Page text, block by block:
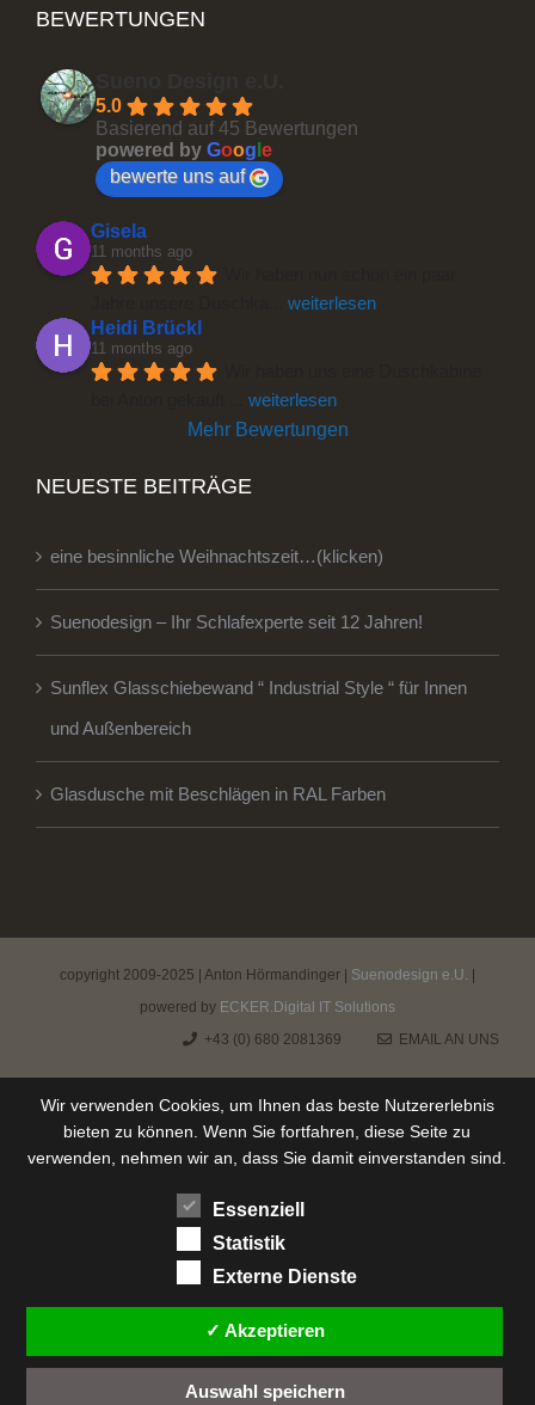
BEWERTUNGEN
5.0
Basierend auf 45 Bewertungen
powered by Goog e
bewerte uns auf
Gisela
11 months ago
weiterlesen
Heidi Brückl
11 months ago
weiterlesen
Mehr Bewertungen
NEUESTE BEITRÄGE
eine besinnliche Weihnachtszeit…(klicken)
Suenodesign – Ihr Schlafexperte seit 12 Jahren!
Sunflex Glasschiebewand “ Industrial Style “ für Innen
und Außenbereich
Glasdusche mit Beschlägen in RAL Farben
copyright 2009-2025 | Anton Hörmandinger | Suenodesign e.U.
powered by ECKER.Digital IT Solutions
+43 (0) 680 2081369
EMAIL AN UNS
Wir verwenden Cookies, um Ihnen das beste Nutzererlebnis
bieten zu können. Wenn Sie fortfahren, diese Seite zu
verwenden, nehmen wir an, dass Sie damit einverstanden sind.
Essenziell
Statistik
Externe Dienste
✓ Akzeptieren
Auswahl speichern